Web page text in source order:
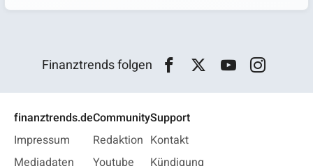
Finanztrends folgen
finanztrends.de
Impressum
Mediadaten
Community
Redaktion
Youtube
Support
Kontakt
Kündigung